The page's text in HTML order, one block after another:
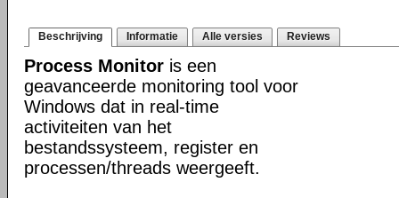
Beschrijving Informatie Alle versies Reviews
Process Monitor is een
geavanceerde monitoring tool voor
Windows dat in real-time
activiteiten van het
bestandssysteem, register en
processen/threads weergeeft.